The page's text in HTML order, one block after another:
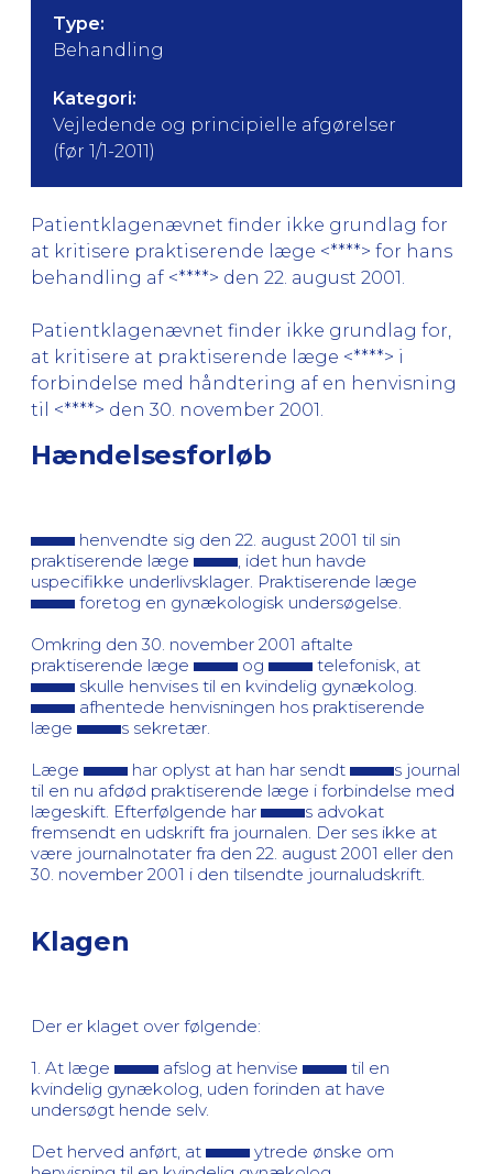
Type:
Behandling
Kategori:
Vejledende og principielle afgørelser
(før 1/1-2011)
Patientklagenævnet finder ikke grundlag for
at kritisere praktiserende læge <****> for hans
behandling af <****> den 22. august 2001.
Patientklagenævnet finder ikke grundlag for,
at kritisere at praktiserende læge <****> i
forbindelse med håndtering af en henvisning
til <****> den 30. november 2001.
Hændelsesforløb
henvendte sig den 22. august 2001 til sin
praktiserende læge
, idet hun havde
uspecifikke underlivsklager. Praktiserende læge
foretog en gynækologisk undersøgelse.
Omkring den 30. november 2001 aftalte
praktiserende læge
og
telefonisk, at
skulle henvises til en kvindelig gynækolog.
afhentede henvisningen hos praktiserende
læge
s sekretær.
Læge
har oplyst at han har sendt
s journal
til en nu afdød praktiserende læge i forbindelse med
lægeskift. Efterfølgende har
s advokat
fremsendt en udskrift fra journalen. Der ses ikke at
være journalnotater fra den 22. august 2001 eller den
30. november 2001 i den tilsendte journaludskrift.
Klagen
Der er klaget over følgende:
1. At læge
afslog at henvise
til en
kvindelig gynækolog, uden forinden at have
undersøgt hende selv.
Det herved anført, at
ytrede ønske om